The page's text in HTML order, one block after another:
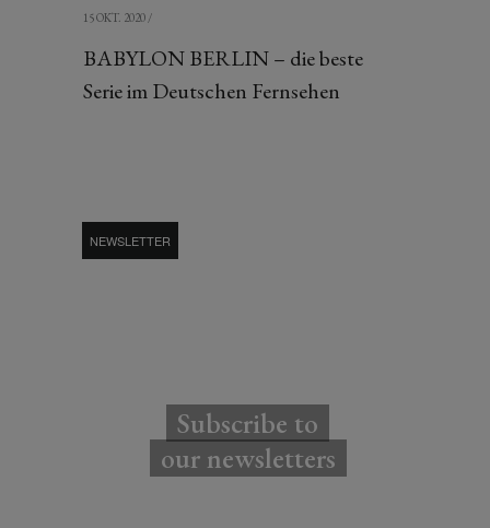
15 OKT. 2020 /
BABYLON BERLIN – die beste
Serie im Deutschen Fernsehen
NEWSLETTER
Subscribe to
our newsletters